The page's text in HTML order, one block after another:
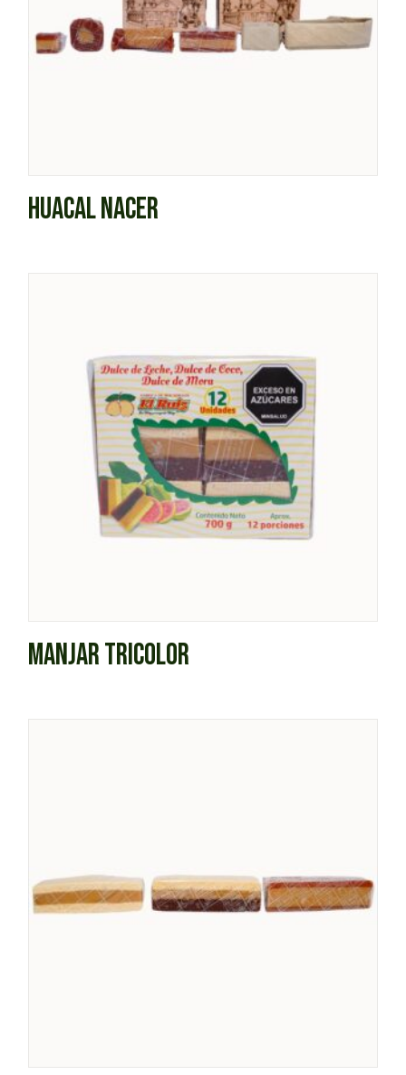
HUACAL NACER
MANJAR TRICOLOR